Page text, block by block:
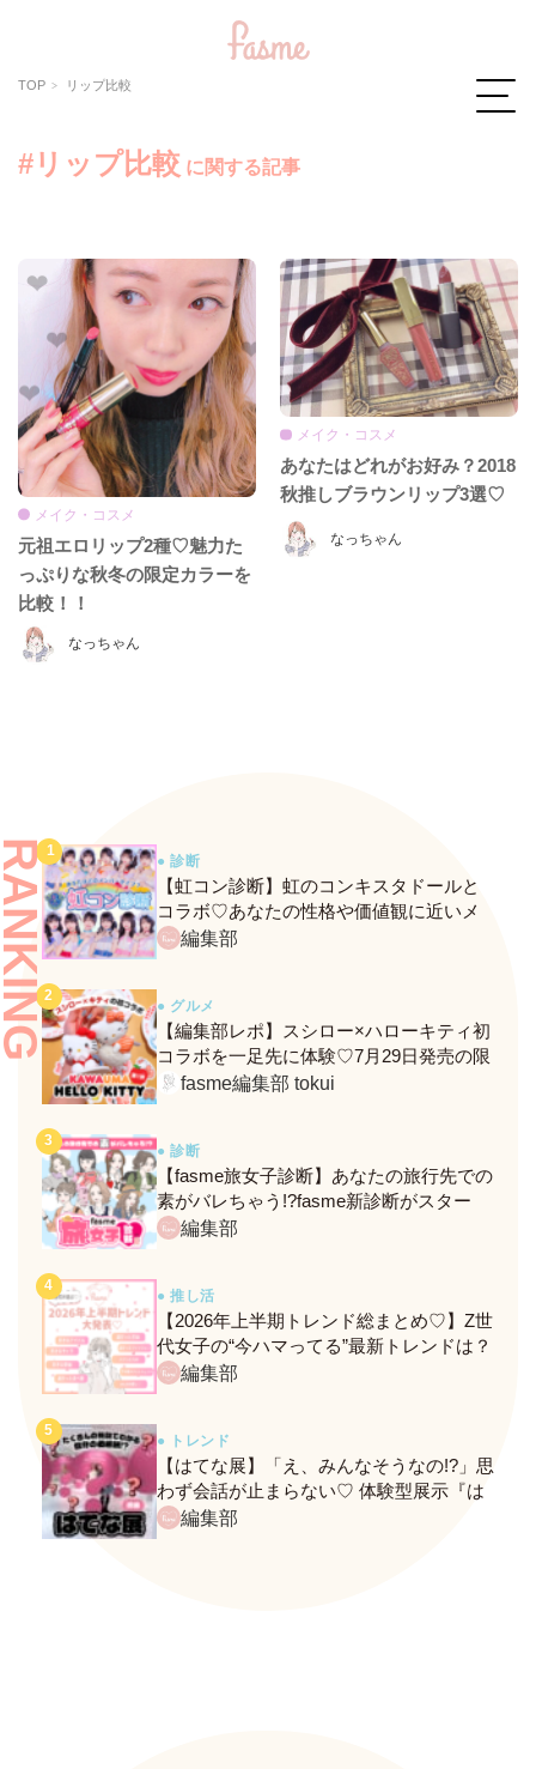
TOP リップ比較
#リップ比較 に関する記事
なっちゃん
メイク・コスメ
元祖エロリップ2種♡魅力た
っぷりな秋冬の限定カラーを
比較！！
なっちゃん
メイク・コスメ
あなたはどれがお好み？2018
秋推しブラウンリップ3選♡
● 診断
【虹コン診断】虹のコンキスタドールと
コラボ♡あなたの性格や価値観に近いメ
ンバーがわかる、fasmeの新診断がスター
編集部
● グルメ
【編集部レポ】スシロー×ハローキティ初
コラボを一足先に体験♡7月29日発売の限
定メニュー＆グッズをレポ！
fasme編集部 tokui
● 診断
【fasme旅女子診断】あなたの旅行先での
素がバレちゃう!?fasme新診断がスター
ト！編集部
● 推し活
【2026年上半期トレンド総まとめ♡】Z世
代女子の“今ハマってる”最新トレンドは？
ネクストバズ予報もチェック♪
編集部
● トレンド
【はてな展】「え、みんなそうなの!?」思
わず会話が止まらない♡ 体験型展示『は
てな展』に行ってきたレポ
編集部